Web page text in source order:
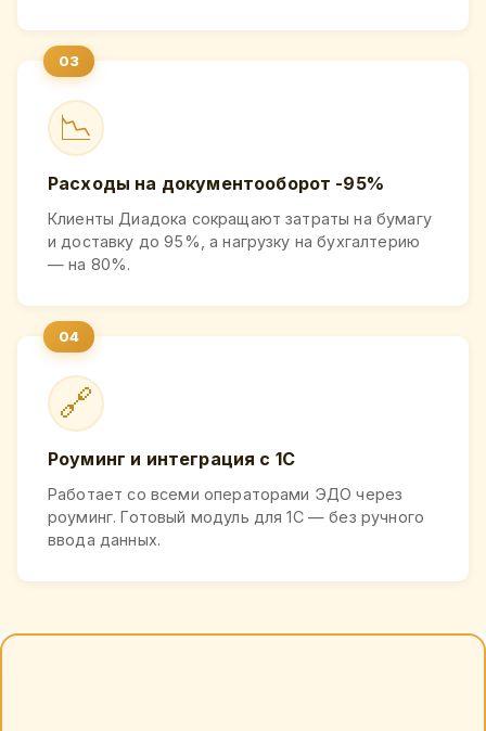
📉
Расходы на документооборот -95%
Клиенты Диадока сокращают затраты на бумагу
и доставку до 95%, а нагрузку на бухгалтерию
— на 80%.
🔗
Роуминг и интеграция с 1С
Работает со всеми операторами ЭДО через
роуминг. Готовый модуль для 1С — без ручного
ввода данных.